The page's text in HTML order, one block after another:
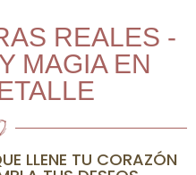
REALES -
MAGIA EN
LLENE TU CORAZÓN